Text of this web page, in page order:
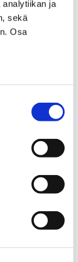
analytiikan ja
sekä
Osa
ja
tulo-
yhteyttä